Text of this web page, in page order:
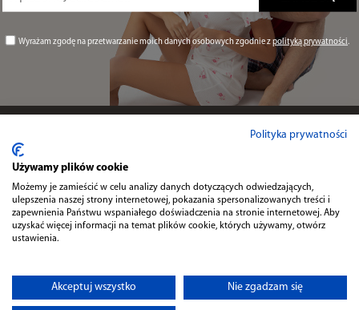
Wyrażam zgodę na przetwarzanie moich danych osobowych zgodnie zpolityką prywatności.
Przydatne
Kontakt
Polityka prywatności
Używamy plików cookie
Możemy je zamieścić w celu analizy danych dotyczących odwiedzających,
ulepszenia naszej strony internetowej, pokazania spersonalizowanych treści i
zapewnienia Państwu wspaniałego doświadczenia na stronie internetowej. Aby
uzyskać więcej informacji na temat plików cookie, których używamy, otwórz
ustawienia.
Akceptuj wszystko Nie zgadzam się